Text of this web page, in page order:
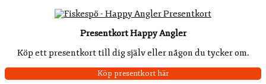
Presentkort Happy Angler
Köp ett presentkort till dig själv eller någon du tycker om.
Köp presentkort här